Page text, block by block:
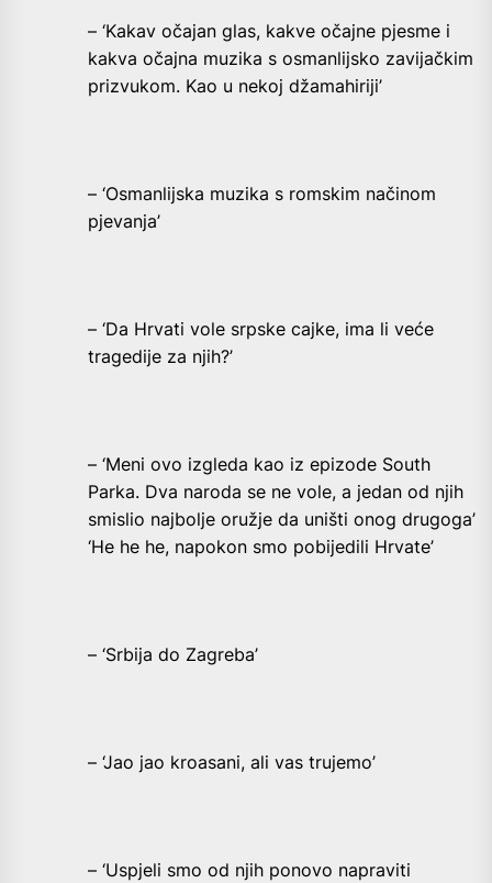
– ‘Kakav očajan glas, kakve očajne pjesme i
kakva očajna muzika s osmanlijsko zavijačkim
prizvukom. Kao u nekoj džamahiriji’
– ‘Osmanlijska muzika s romskim načinom
pjevanja’
– ‘Da Hrvati vole srpske cajke, ima li veće
tragedije za njih?’
– ‘Meni ovo izgleda kao iz epizode South
Parka. Dva naroda se ne vole, a jedan od njih
smislio najbolje oružje da uništi onog drugoga’
‘He he he, napokon smo pobijedili Hrvate’
– ‘Srbija do Zagreba’
– ‘Jao jao kroasani, ali vas trujemo’
– ‘Uspjeli smo od njih ponovo napraviti